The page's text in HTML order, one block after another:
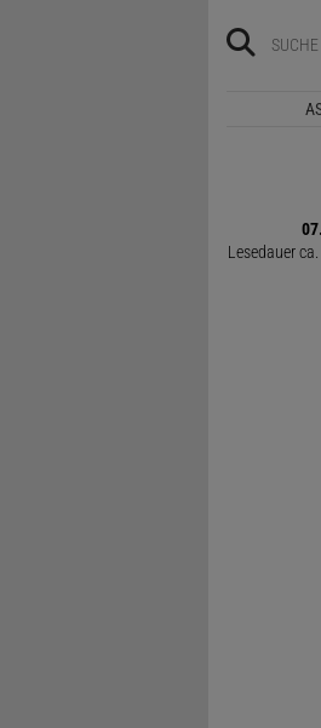
Lesedauer